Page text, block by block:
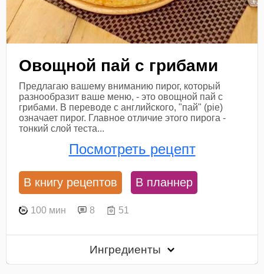
Овощной пай с грибами
Предлагаю вашему вниманию пирог, который
разнообразит ваше меню, - это овощной пай с
грибами. В переводе с английского, "пай" (pie)
означает пирог. Главное отличие этого пирога -
тонкий слой теста...
Посмотреть рецепт
В книгу рецептов В планнер
100 мин 8 51
Ингредиенты